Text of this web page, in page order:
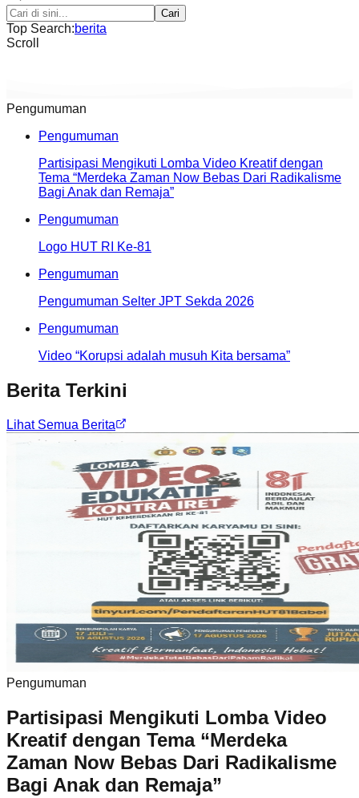
Cari
Top Search:berita
Scroll
Pengumuman
Pengumuman
Partisipasi Mengikuti Lomba Video Kreatif dengan
Tema “Merdeka Zaman Now Bebas Dari Radikalisme
Bagi Anak dan Remaja”
Pengumuman
Logo HUT RI Ke-81
Pengumuman
Pengumuman Selter JPT Sekda 2026
Pengumuman
Video “Korupsi adalah musuh Kita bersama”
Berita Terkini
Lihat Semua Berita
Pengumuman
Partisipasi Mengikuti Lomba Video
Kreatif dengan Tema “Merdeka
Zaman Now Bebas Dari Radikalisme
Bagi Anak dan Remaja”